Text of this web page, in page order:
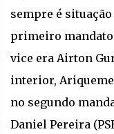
sempre é
primeiro mandato
vice era Airton
interior,
no segundo
Daniel Pereira